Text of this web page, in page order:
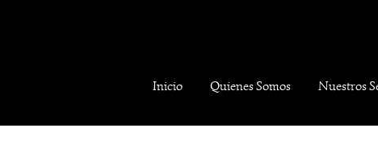
Inicio Quienes Somos Nuestros